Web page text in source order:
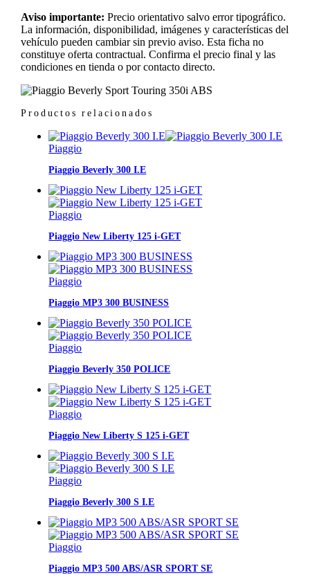
Aviso importante: Precio orientativo salvo error tipográfico.
La información, disponibilidad, imágenes y características del
vehículo pueden cambiar sin previo aviso. Esta ficha no
constituye oferta contractual. Confirma el precio final y las
condiciones en tienda o por contacto directo.
Productos relacionados
Piaggio
Piaggio Beverly 300 I.E
Piaggio
Piaggio New Liberty 125 i-GET
Piaggio
Piaggio MP3 300 BUSINESS
Piaggio
Piaggio Beverly 350 POLICE
Piaggio
Piaggio New Liberty S 125 i-GET
Piaggio
Piaggio Beverly 300 S I.E
Piaggio
Piaggio MP3 500 ABS/ASR SPORT SE